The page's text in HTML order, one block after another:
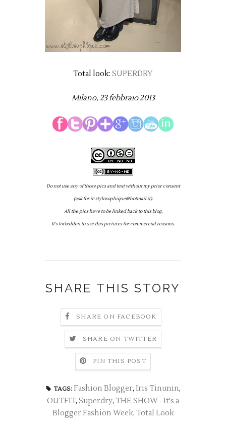
Total look: SUPERDRY
Milano, 23 febbraio 2013
Do not use any of those pics and text without my prior consent
(ask for it: stylosophique@hotmail.it).
All the pics have to be linked back to this blog.
It's forbidden to use this pictures for commercial reasons.
SHARE THIS STORY
SHARE ON FACEBOOK
SHARE ON TWITTER
PIN THIS POST
TAGS: Fashion Blogger, Iris Tinunin,
OUTFIT, Superdry, THE SHOW - It's a
Blogger Fashion Week, Total Look